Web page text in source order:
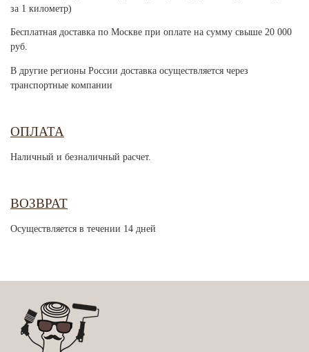
за 1 километр)
Бесплатная доставка по Москве при оплате на сумму свыше 20 000
руб.
В другие регионы России доставка осуществляется через
транспортные компании
ОПЛАТА
Наличный и безналичный расчет.
ВОЗВРАТ
Осуществляется в течении 14 дней